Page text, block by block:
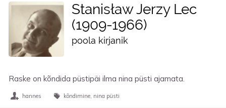
Stanisław Jerzy Lec
1909-1966
poola kirjanik
Raske on kõndida püstipäi ilma nina püsti ajamata.
hannes kõndimine nina püsti